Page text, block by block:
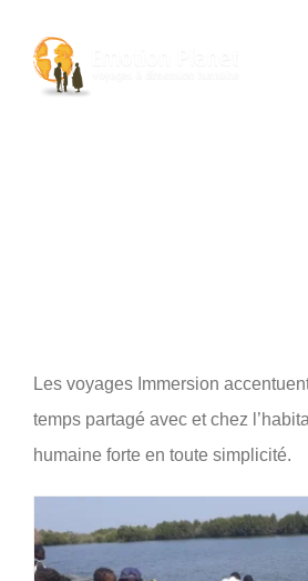
contenu
Les voyages Immersion
temps partagé avec et chez
humaine forte en toute simplicité.